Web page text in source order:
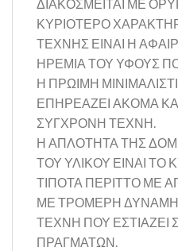
ΔΙΑΚΟΣΜΕΙΤΑΙ ΜΕ
ΚΥΡΙΟΤΕΡΟ
ΤΕΧΝΗΣ ΕΙΝΑΙ Η
ΗΡΕΜΙΑ ΤΟΥ ΥΦΟΥΣ
Η ΠΡΩΙΜΗ
ΕΠΗΡΕΑΖΕΙ ΑΚΟΜΑ
ΣΥΓΧΡΟΝΗ ΤΕΧΝΗ.
Η ΑΠΛΟΤΗΤΑ ΤΗΣ
ΤΟΥ ΥΛΙΚΟΥ ΕΙΝΑΙ ΤΟ
ΤΙΠΟΤΑ ΠΕΡΙΤΤΟ ΜΕ
ΜΕ ΤΡΟΜΕΡΗ ΔΥΝΑΜΗ
ΤΕΧΝΗ ΠΟΥ ΕΣΤΙΑΖΕΙ
ΠΡΑΓΜΑΤΩΝ.